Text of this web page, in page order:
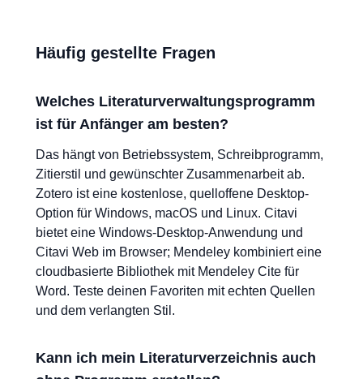
Häufig gestellte Fragen
Welches Literaturverwaltungsprogramm
ist für Anfänger am besten?
Das hängt von Betriebssystem, Schreibprogramm,
Zitierstil und gewünschter Zusammenarbeit ab.
Zotero ist eine kostenlose, quelloffene Desktop-
Option für Windows, macOS und Linux. Citavi
bietet eine Windows-Desktop-Anwendung und
Citavi Web im Browser; Mendeley kombiniert eine
cloudbasierte Bibliothek mit Mendeley Cite für
Word. Teste deinen Favoriten mit echten Quellen
und dem verlangten Stil.
Kann ich mein Literaturverzeichnis auch